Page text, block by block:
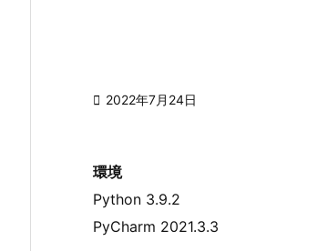
 2022年7月24日
環境
Python 3.9.2
PyCharm 2021.3.3